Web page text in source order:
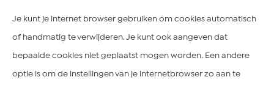
Je kunt je internet browser gebruiken om cookies automatisch
of handmatig te verwijderen. Je kunt ook aangeven dat
bepaalde cookies niet geplaatst mogen worden. Een andere
optie is om de instellingen van je internetbrowser zo aan te